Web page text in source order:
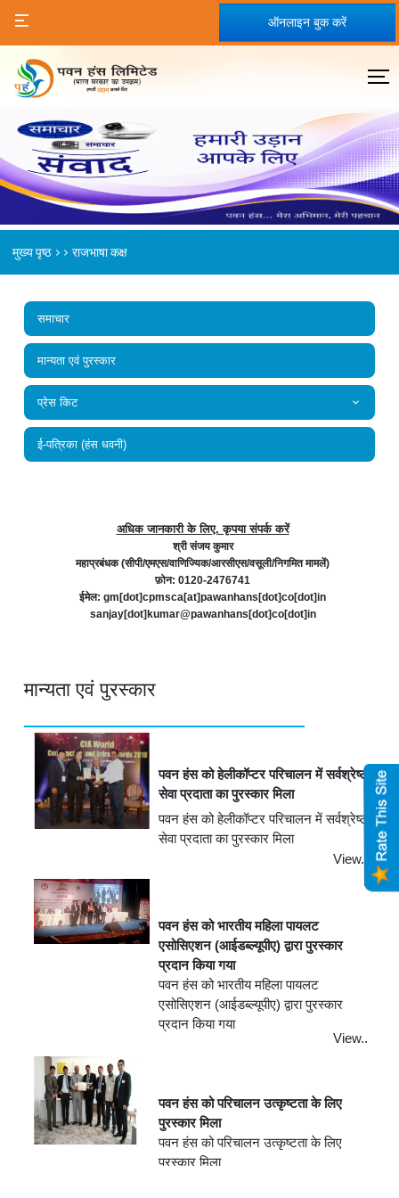
ऑनलाइन बुक करें
मुख्य पृष्ठ >> राजभाषा कक्ष
समाचार
मान्यता एवं पुरस्कार
प्रेस किट
ई-पत्रिका (हंस धवनी)
अधिक जानकारी के लिए, कृपया संपर्क करें
श्री संजय कुमार
महाप्रबंधक (सीपी/एमएस/वाणिज्यिक/आरसीएस/वसूली/निगमित मामलें)
फ़ोन: 0120-2476741
ईमेल: gm[dot]cpmsca[at]pawanhans[dot]co[dot]in
sanjay[dot]kumar@pawanhans[dot]co[dot]in
मान्यता एवं पुरस्कार
पवन हंस को हेलीकॉप्टर परिचालन में सर्वश्रेष्ठ
सेवा प्रदाता का पुरस्कार मिला
पवन हंस को हेलीकॉप्टर परिचालन में सर्वश्रेष्ठ
सेवा प्रदाता का पुरस्कार मिला
View..
पवन हंस को भारतीय महिला पायलट
एसोसिएशन (आईडब्ल्यूपीए) द्वारा पुरस्कार
प्रदान किया गया
पवन हंस को भारतीय महिला पायलट
एसोसिएशन (आईडब्ल्यूपीए) द्वारा पुरस्कार
प्रदान किया गया
View..
पवन हंस को परिचालन उत्कृष्टता के लिए
पुरस्कार मिला
पवन हंस को परिचालन उत्कृष्टता के लिए
पुरस्कार मिला